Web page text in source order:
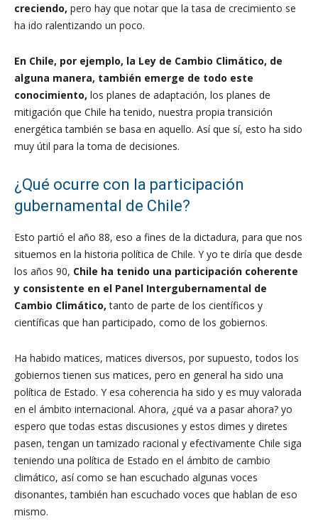
creciendo, pero hay que notar que la tasa de crecimiento se
ha ido ralentizando un poco.
En Chile, por ejemplo, la Ley de Cambio Climático, de
alguna manera, también emerge de todo este
conocimiento, los planes de adaptación, los planes de
mitigación que Chile ha tenido, nuestra propia transición
energética también se basa en aquello. Así que sí, esto ha sido
muy útil para la toma de decisiones.
¿Qué ocurre con la participación
gubernamental de Chile?
Esto partió el año 88, eso a fines de la dictadura, para que nos
situemos en la historia política de Chile. Y yo te diría que desde
los años 90, Chile ha tenido una participación coherente
y consistente en el Panel Intergubernamental de
Cambio Climático,tanto de parte de los científicos y
científicas que han participado, como de los gobiernos.
Ha habido matices, matices diversos, por supuesto, todos los
gobiernos tienen sus matices, pero en general ha sido una
política de Estado. Y esa coherencia ha sido y es muy valorada
en el ámbito internacional. Ahora, ¿qué va a pasar ahora? yo
espero que todas estas discusiones y estos dimes y diretes
pasen, tengan un tamizado racional y efectivamente Chile siga
teniendo una política de Estado en el ámbito de cambio
climático, así como se han escuchado algunas voces
disonantes, también han escuchado voces que hablan de eso
mismo.